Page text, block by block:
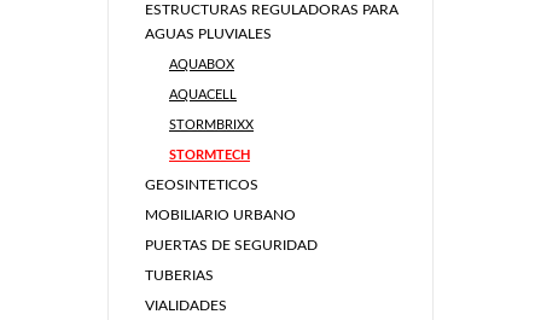
ESTRUCTURAS REGULADORAS PARA
AGUAS PLUVIALES
AQUABOX
AQUACELL
STORMBRIXX
STORMTECH
GEOSINTETICOS
MOBILIARIO URBANO
PUERTAS DE SEGURIDAD
TUBERIAS
VIALIDADES